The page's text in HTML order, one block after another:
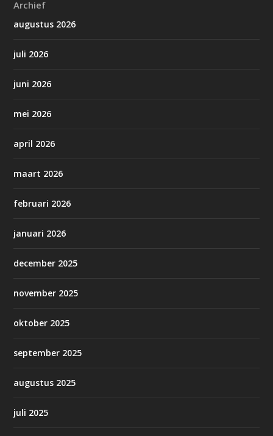
Archief
augustus 2026
juli 2026
juni 2026
mei 2026
april 2026
maart 2026
februari 2026
januari 2026
december 2025
november 2025
oktober 2025
september 2025
augustus 2025
juli 2025